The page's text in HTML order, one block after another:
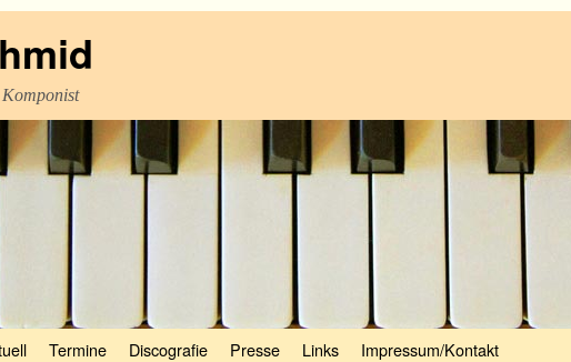
Termine Discografie Presse Links Impressum/Kontakt